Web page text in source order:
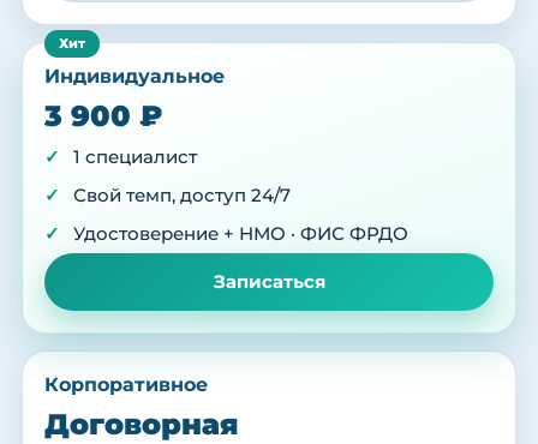
Индивидуальное
3 900 ₽
1 специалист
Свой темп, доступ 24/7
Удостоверение + НМО · ФИС ФРДО
Записаться
Корпоративное
Договорная